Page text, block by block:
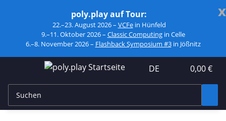
x
poly.play auf Tour:
22.–23. August 2026 – VCFein Hünfeld
9.–11. Oktober 2026 – Classic Computingin Celle
6.–8. November 2026 – Flashback Symposium #3in Jößnitz
DE 0,00 €